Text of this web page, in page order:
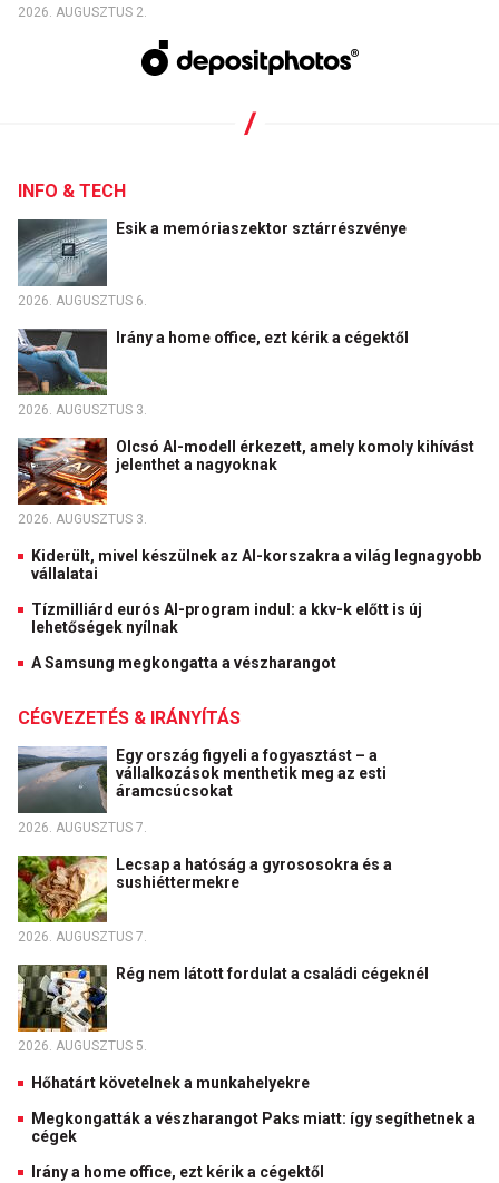
2026. AUGUSZTUS 2.
INFO & TECH
Esik a memóriaszektor sztárrészvénye
2026. AUGUSZTUS 6.
Irány a home office, ezt kérik a cégektől
2026. AUGUSZTUS 3.
Olcsó AI-modell érkezett, amely komoly kihívást
jelenthet a nagyoknak
2026. AUGUSZTUS 3.
Kiderült, mivel készülnek az AI-korszakra a világ legnagyobb
vállalatai
Tízmilliárd eurós AI-program indul: a kkv-k előtt is új
lehetőségek nyílnak
A Samsung megkongatta a vészharangot
CÉGVEZETÉS & IRÁNYÍTÁS
Egy ország figyeli a fogyasztást – a
vállalkozások menthetik meg az esti
áramcsúcsokat
2026. AUGUSZTUS 7.
Lecsap a hatóság a gyrososokra és a
sushiéttermekre
2026. AUGUSZTUS 7.
Rég nem látott fordulat a családi cégeknél
2026. AUGUSZTUS 5.
Hőhatárt követelnek a munkahelyekre
Megkongatták a vészharangot Paks miatt: így segíthetnek a
cégek
Irány a home office, ezt kérik a cégektől